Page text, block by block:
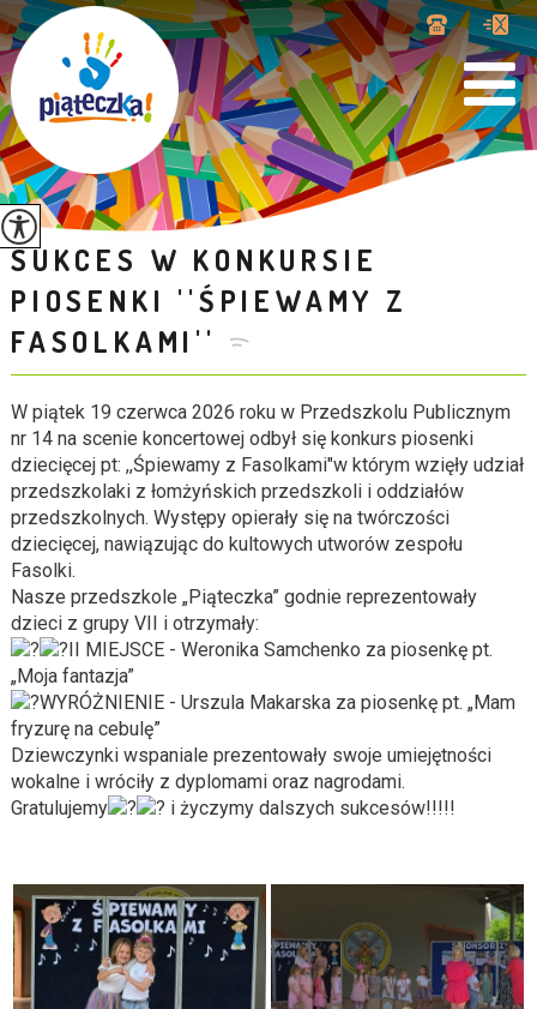
SUKCES W KONKURSIE
PIOSENKI ''ŚPIEWAMY Z
FASOLKAMI''
W piątek 19 czerwca 2026 roku w Przedszkolu Publicznym
nr 14 na scenie koncertowej odbył się konkurs piosenki
dziecięcej pt: ,,Śpiewamy z Fasolkami"w którym wzięły udział
przedszkolaki z łomżyńskich przedszkoli i oddziałów
przedszkolnych. Występy opierały się na twórczości
dziecięcej, nawiązując do kultowych utworów zespołu
Fasolki.
Nasze przedszkole „Piąteczka” godnie reprezentowały
dzieci z grupy VII i otrzymały:
II MIEJSCE - Weronika Samchenko za piosenkę pt.
„Moja fantazja”
WYRÓŻNIENIE - Urszula Makarska za piosenkę pt. „Mam
fryzurę na cebulę”
Dziewczynki wspaniale prezentowały swoje umiejętności
wokalne i wróciły z dyplomami oraz nagrodami.
Gratulujemy
i życzymy dalszych sukcesów!!!!!